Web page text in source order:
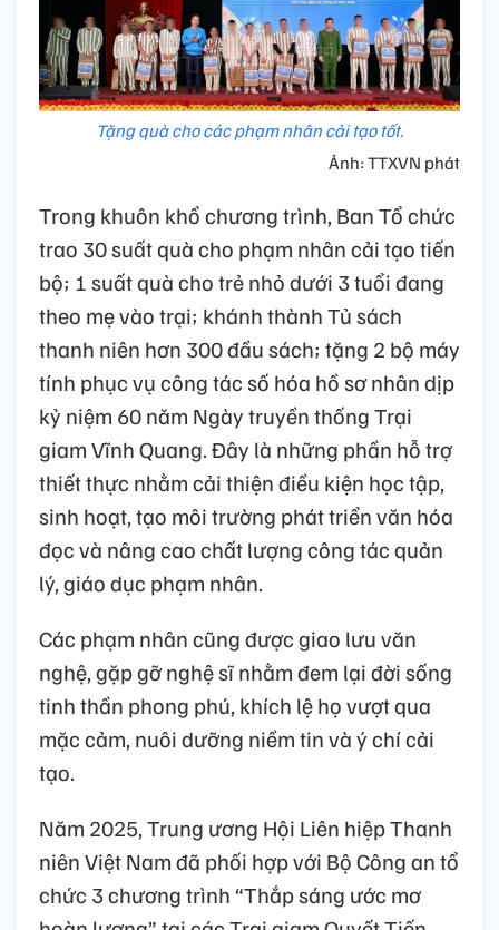
Tặng quà cho các phạm nhân cải tạo tốt.
Ảnh: TTXVN phát
Trong khuôn khổ chương trình, Ban Tổ chức
trao 30 suất quà cho phạm nhân cải tạo tiến
bộ; 1 suất quà cho trẻ nhỏ dưới 3 tuổi đang
theo mẹ vào trại; khánh thành Tủ sách
thanh niên hơn 300 đầu sách; tặng 2 bộ máy
tính phục vụ công tác số hóa hồ sơ nhân dịp
kỷ niệm 60 năm Ngày truyền thống Trại
giam Vĩnh Quang. Đây là những phần hỗ trợ
thiết thực nhằm cải thiện điều kiện học tập,
sinh hoạt, tạo môi trường phát triển văn hóa
đọc và nâng cao chất lượng công tác quản
lý, giáo dục phạm nhân.
Các phạm nhân cũng được giao lưu văn
nghệ, gặp gỡ nghệ sĩ nhằm đem lại đời sống
tinh thần phong phú, khích lệ họ vượt qua
mặc cảm, nuôi dưỡng niềm tin và ý chí cải
tạo.
Năm 2025, Trung ương Hội Liên hiệp Thanh
niên Việt Nam đã phối hợp với Bộ Công an tổ
chức 3 chương trình “Thắp sáng ước mơ